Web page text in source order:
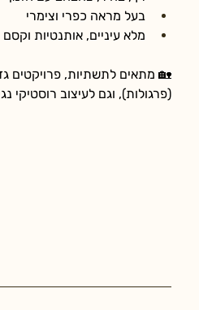
בעל מראה כפרי וצימרי
מלא עיניים, אותנטיות וקסם
🏡 מתאים לתשתיות, פרויקטים
(פרגולות), וגם לעיצוב רוסטיקי